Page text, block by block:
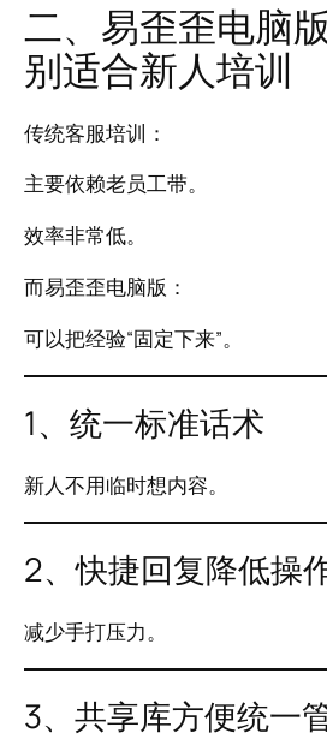
二、易歪歪电脑
别适合新人培训
传统客服培训：
主要依赖老员工带。
效率非常低。
而易歪歪电脑版：
可以把经验“固定下来”。
1、统一标准话术
新人不用临时想内容。
2、快捷回复降低操
减少手打压力。
3、共享库方便统一